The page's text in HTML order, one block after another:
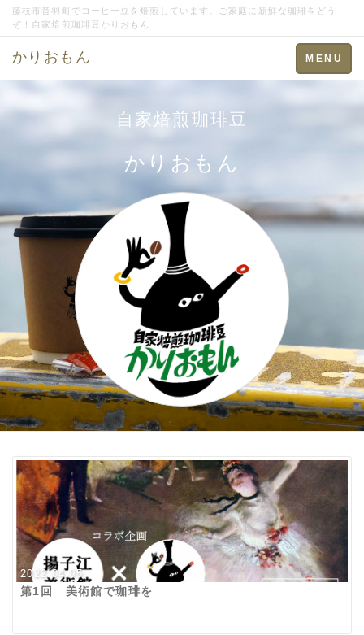
藤枝市音羽町でコーヒー豆を焙煎しています。ご家庭に新鮮な珈琲をどう
ぞ！自家焙煎珈琲豆かりおもん
Toggle
navigation
MENU
かりおもん
自家焙煎珈琲豆
かりおもん
2022.04.05
第1回 美術館で珈琲を